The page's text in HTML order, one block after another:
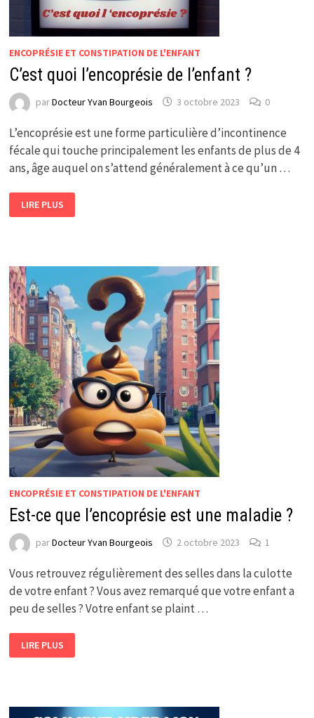
ENCOPRÉSIE ET CONSTIPATION DE L'ENFANT
C’est quoi l’encoprésie de l’enfant ?
parDocteur Yvan Bourgeois 3 octobre 2023 0
L’encoprésie est une forme particulière d’incontinence
fécale qui touche principalement les enfants de plus de 4
ans, âge auquel on s’attend généralement à ce qu’un …
C’EST
QUOI
L’ENCOPRÉSIE
LIRE PLUS
ENCOPRÉSIE ET CONSTIPATION DE L'ENFANT
Est-ce que l’encoprésie est une maladie ?
parDocteur Yvan Bourgeois 2 octobre 2023 1
Vous retrouvez régulièrement des selles dans la culotte
de votre enfant ? Vous avez remarqué que votre enfant a
peu de selles ? Votre enfant se plaint …
EST-
CE
QUE
?
LIRE PLUS